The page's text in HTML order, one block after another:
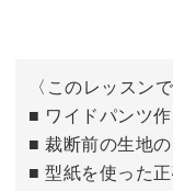
工程があります。
きれいな仕上がり
てくださいね。
〈このレッスン
■ ワイドパンツ
■ 裁断前の生地
■ 型紙を使った